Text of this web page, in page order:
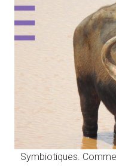
Symbiotiques.